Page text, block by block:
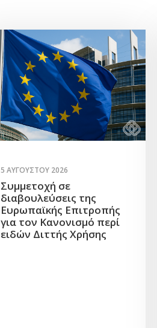
5 ΑΥΓΟΎΣΤΟΥ 2026
Συμμετοχή σε
διαβουλεύσεις της
Ευρωπαϊκής Επιτροπής
για τον Κανονισμό περί
ειδών Διττής Χρήσης